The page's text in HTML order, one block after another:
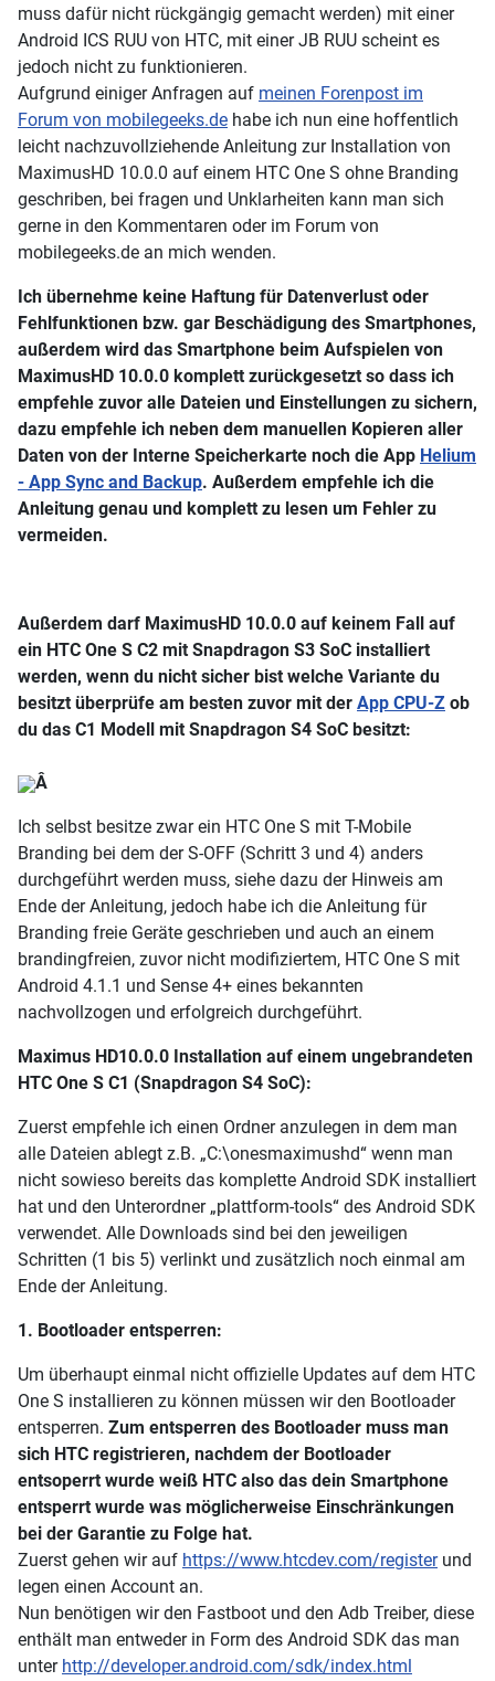
muss dafür nicht rückgängig gemacht werden) mit einer
Android ICS RUU von HTC, mit einer JB RUU scheint es
jedoch nicht zu funktionieren.
Aufgrund einiger Anfragen auf meinen Forenpost im
Forum von mobilegeeks.de habe ich nun eine hoffentlich
leicht nachzuvollziehende Anleitung zur Installation von
MaximusHD 10.0.0 auf einem HTC One S ohne Branding
geschriben, bei fragen und Unklarheiten kann man sich
gerne in den Kommentaren oder im Forum von
mobilegeeks.de an mich wenden.
Ich übernehme keine Haftung für Datenverlust oder
Fehlfunktionen bzw. gar Beschädigung des Smartphones,
außerdem wird das Smartphone beim Aufspielen von
MaximusHD 10.0.0 komplett zurückgesetzt so dass ich
empfehle zuvor alle Dateien und Einstellungen zu sichern,
dazu empfehle ich neben dem manuellen Kopieren aller
Daten von der Interne Speicherkarte noch die App Helium
- App Sync and Backup. Außerdem empfehle ich die
Anleitung genau und komplett zu lesen um Fehler zu
vermeiden.
Außerdem darf MaximusHD 10.0.0 auf keinem Fall auf
ein HTC One S C2 mit Snapdragon S3 SoC installiert
werden, wenn du nicht sicher bist welche Variante du
besitzt überprüfe am besten zuvor mit der App CPU-Z ob
du das C1 Modell mit Snapdragon S4 SoC besitzt:
Â
Ich selbst besitze zwar ein HTC One S mit T-Mobile
Branding bei dem der S-OFF (Schritt 3 und 4) anders
durchgeführt werden muss, siehe dazu der Hinweis am
Ende der Anleitung, jedoch habe ich die Anleitung für
Branding freie Geräte geschrieben und auch an einem
brandingfreien, zuvor nicht modifiziertem, HTC One S mit
Android 4.1.1 und Sense 4+ eines bekannten
nachvollzogen und erfolgreich durchgeführt.
Maximus HD10.0.0 Installation auf einem ungebrandeten
HTC One S C1 (Snapdragon S4 SoC):
Zuerst empfehle ich einen Ordner anzulegen in dem man
alle Dateien ablegt z.B. „C:\onesmaximushd“ wenn man
nicht sowieso bereits das komplette Android SDK installiert
hat und den Unterordner „plattform-tools“ des Android SDK
verwendet. Alle Downloads sind bei den jeweiligen
Schritten (1 bis 5) verlinkt und zusätzlich noch einmal am
Ende der Anleitung.
1. Bootloader entsperren:
Um überhaupt einmal nicht offizielle Updates auf dem HTC
One S installieren zu können müssen wir den Bootloader
entsperren. Zum entsperren des Bootloader muss man
sich HTC registrieren, nachdem der Bootloader
entsoperrt wurde weiß HTC also das dein Smartphone
entsperrt wurde was möglicherweise Einschränkungen
bei der Garantie zu Folge hat.
Zuerst gehen wir auf https://www.htcdev.com/registerund
legen einen Account an.
Nun benötigen wir den Fastboot und den Adb Treiber, diese
enthält man entweder in Form des Android SDK das man
unter http://developer.android.com/sdk/index.html